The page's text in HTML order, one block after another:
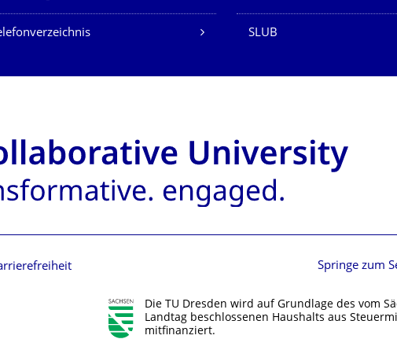
SLUB
Springe zum
Die TU Dresden wird auf Grundlage des vom
Landtag beschlossenen Haushalts aus
mitfinanziert.